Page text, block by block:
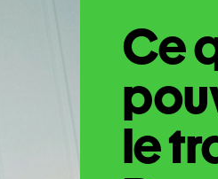
Ce
le